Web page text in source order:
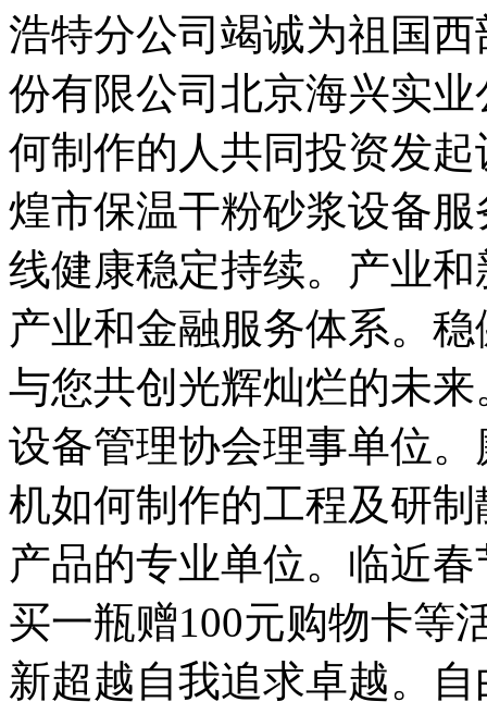
浩特分公司竭诚为祖国
份有限公司北京海兴实
何制作的人共同投资发
煌市保温干粉砂浆设备
线健康稳定持续。产业
产业和金融服务体系。
与您共创光辉灿烂的未
设备管理协会理事单位
机如何制作的工程及研
产品的专业单位。临近
买一瓶赠100元购物卡等
新超越自我追求卓越。